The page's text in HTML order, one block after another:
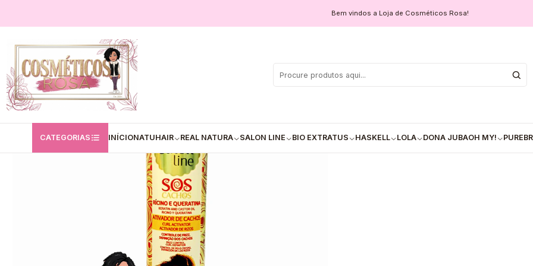
CATEGORIAS INÍCIONATUHAIR REAL NATURA SALON LINE BIO EXTRATUS HASKELL LOLA DONA JUBAOH MY!
Bem vindos a Loja de Cosméticos Rosa!
Salon Line - Ativador de Cachos SOS Cachos Rícino e Queratina (300ml)
Salon Line -